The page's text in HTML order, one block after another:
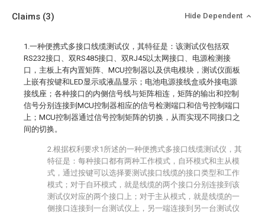
Claims (3) Hide Dependent
1.一种便携式多接口线缆测试仪，其特征是：该测试仪包括双
RS232接口、双RS485接口、双RJ45以太网接口、电源检测接
口，主板上有内置矩阵、MCU控制器以及供电模块，测试仪面板
上嵌有按键和LED显示或液晶显示；电池电源接线盒或外接电源
接线座；各种接口的内侧信号线与矩阵相连，矩阵的输出和控制
信号分别连接到MCU控制器相应的信号检测端口和信号控制端口
上；MCU控制器通过信号控制矩阵的切换，从而实现不同接口之
间的切换。
2.根据权利要求1所述的一种便携式多接口线缆测试仪，其
特征是：每种接口都有两种工作模式，自环模式和主从模
式，通过按键可以选择要测试接口线缆的接口类型和工作
模式；对于自环模式，就是线缆的两个接口分别连接到该
测试仪对应的两个接口上；对于主从模式，就是线缆的一
侧接口连接到一台测试仪上，另一端连接到另一台测试仪